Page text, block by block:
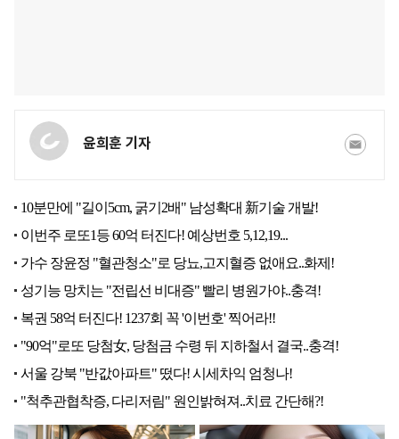
윤희훈 기자